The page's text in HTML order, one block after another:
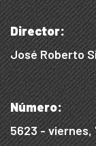
Director:
José Roberto
Número:
5623 - viernes,